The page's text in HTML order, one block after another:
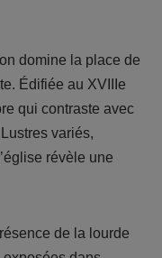
domine la place de
Édifiée au XVIIIe
qui contraste avec
variés,
révèle une
de la lourde